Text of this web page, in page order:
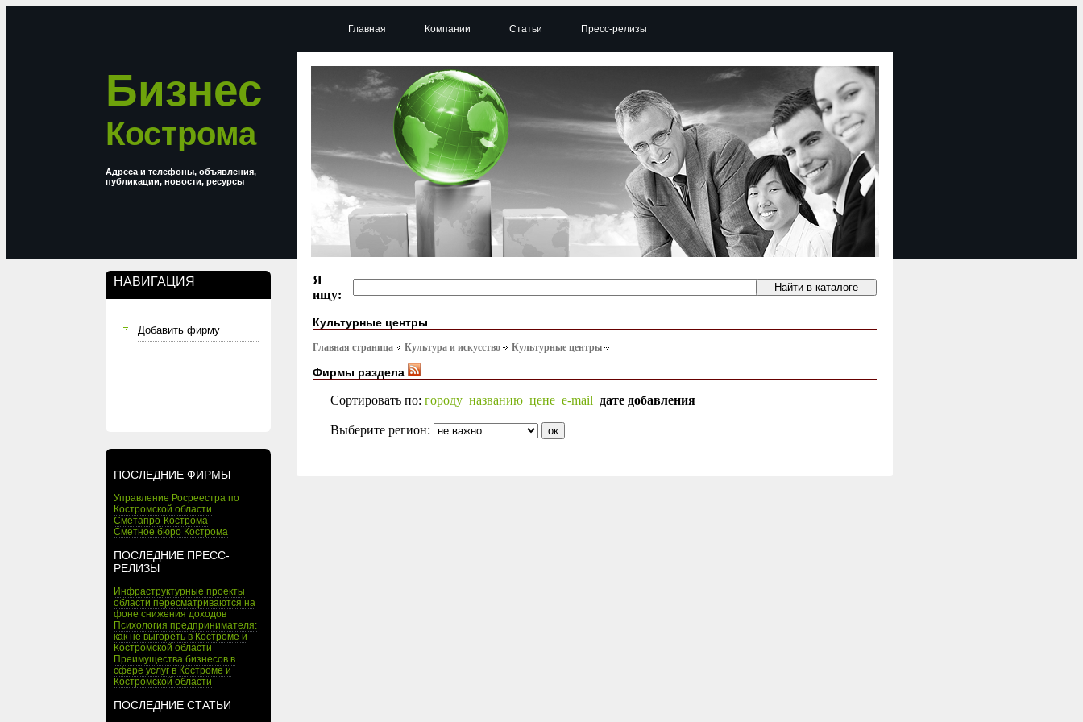
Бизнес
Кострома
Адреса и телефоны, объявления,
публикации, новости, ресурсы
НАВИГАЦИЯ
Добавить фирму
ПОСЛЕДНИЕ ФИРМЫ
Управление Росреестра по
Костромской области
Сметапро-Кострома
Сметное бюро Кострома
ПОСЛЕДНИЕ ПРЕСС-
РЕЛИЗЫ
Инфраструктурные проекты
области пересматриваются на
фоне снижения доходов
Психология предпринимателя:
как не выгореть в Костроме и
Костромской области
Преимущества бизнесов в
сфере услуг в Костроме и
Костромской области
ПОСЛЕДНИЕ СТАТЬИ
Главная Компании Статьи Пресс-релизы
Я
ищу:
Культурные центры
Главная страница Культура и искусство Культурные центры
Фирмы раздела
Сортировать по: городу названию цене e-mail дате добавления
Выберите регион: